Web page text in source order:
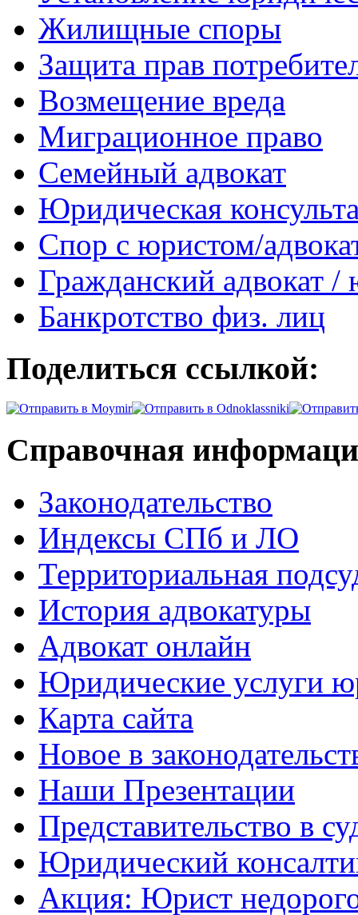
Жилищные споры
Защита прав
Возмещение вреда
Миграционное право
Семейный адвокат
Юридическая
Спор с юристом/
Гражданский адвокат /
Банкротство физ. лиц
Поделиться ссылкой:
Справочная
Законодательство
Индексы СПб и ЛО
Территориальная
История адвокатуры
Адвокат онлайн
Юридические услуги
Карта сайта
Новое в
Наши Презентации
Представительство в
Юридический
Акция: Юрист